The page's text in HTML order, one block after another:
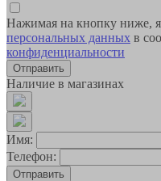
Нажимая на кнопку ниже,
персональных данных в
конфиденциальности
Наличие в магазинах
Имя:
Телефон:
Отправить